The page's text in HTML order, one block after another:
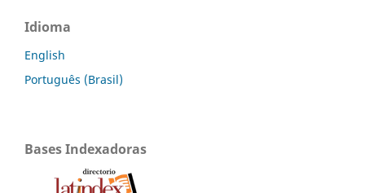
Idioma
English
Português (Brasil)
Bases Indexadoras